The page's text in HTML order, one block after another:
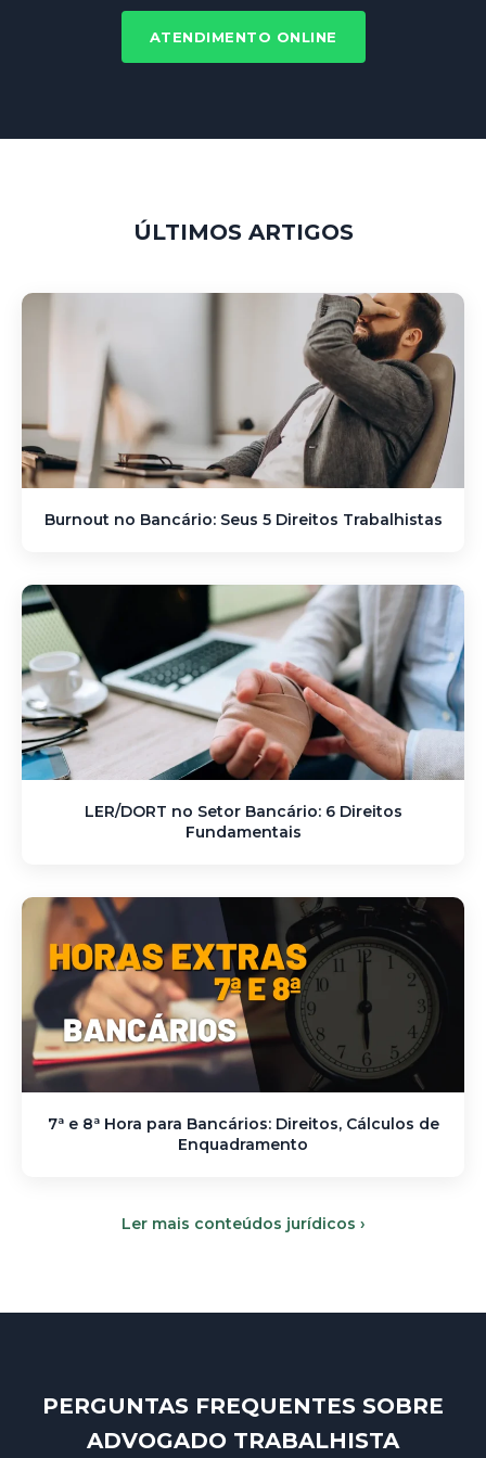
ATENDIMENTO ONLINE
ÚLTIMOS ARTIGOS
Burnout no Bancário: Seus 5 Direitos Trabalhistas
LER/DORT no Setor Bancário: 6 Direitos
Fundamentais
7ª e 8ª Hora para Bancários: Direitos, Cálculos de
Enquadramento
Ler mais conteúdos jurídicos ›
PERGUNTAS FREQUENTES SOBRE
ADVOGADO TRABALHISTA